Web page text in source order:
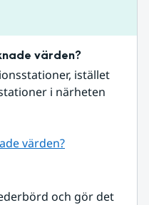
värden?
istället
i närheten
värden?
och gör det